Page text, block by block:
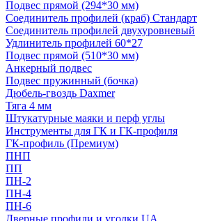
Подвес прямой (294*30 мм)
Соединитель профилей (краб) Стандарт
Соединитель профилей двухуровневый
Удлинитель профилей 60*27
Подвес прямой (510*30 мм)
Анкерный подвес
Подвес пружинный (бочка)
Дюбель-гвоздь Daxmer
Тяга 4 мм
Штукатурные маяки и перф углы
Инструменты для ГК и ГК-профиля
ГК-профиль (Премиум)
ПНП
ПП
ПН-2
ПН-4
ПН-6
Дверные профили и уголки UA